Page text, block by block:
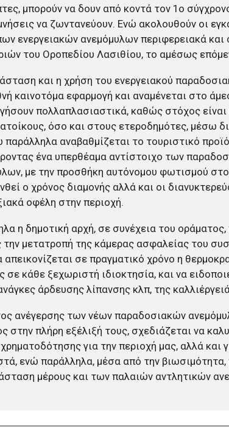
μπορούν να δουν από κοντά τον 1ο
να ζωντανεύουν. Ενώ ακολουθούν οι
ενεργειακών ανεμόμυλων περιφερειακά
του Οροπεδίου Λασιθίου, το αμέσως
και η χρήση του ενεργειακού
καινοτόμα εφαρμογή και αναμένεται στο
πολλαπλασιαστικά, καθώς στόχος
όσο και στους ετεροδημότες, μέσω
παράλληλα αναβαθμίζεται το τουριστικό
ένα υπερθέαμα αντίστοιχο των
με την προσθήκη αυτόνομου φωτισμού
ο χρόνος διαμονής αλλά και οι
οφέλη στην περιοχή.
η δημοτική αρχή, σε συνέχεια του
την μετατροπή της κάμερας ασφαλείας του
σε πραγματικό χρόνο η
σε κάθε ξεχωριστή ιδιοκτησία, και να
άρδευσης λίπανσης κλπ, της
ανέγερσης των νέων παραδοσιακών
στην πλήρη εξέλιξή τους, σχεδιάζεται να
χρηματοδότησης για την περιοχή μας, αλλά και
ενώ παράλληλα, μέσα από την βιωσιμότητα,
μέρους και των παλαιών αντλητικών